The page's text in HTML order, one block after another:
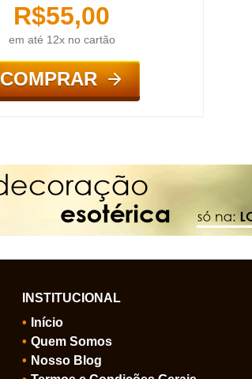
R$55,00
em até 12x no cartão
COMPRAR
INSTITUCIONAL
Início
Quem Somos
Nosso Blog